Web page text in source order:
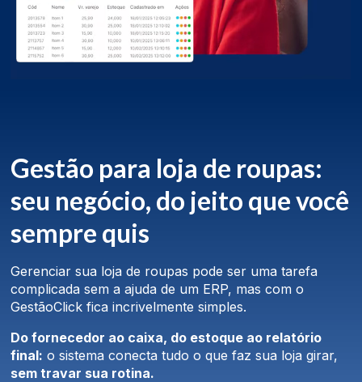
Gestão para loja de roupas:
seu negócio, do jeito que você
sempre quis
Gerenciar sua loja de roupas pode ser uma tarefa
complicada sem a ajuda de um ERP, mas com o
GestãoClick fica incrivelmente simples.
Do fornecedor ao caixa, do estoque ao relatório
final: o sistema conecta tudo o que faz sua loja girar,
sem travar sua rotina.